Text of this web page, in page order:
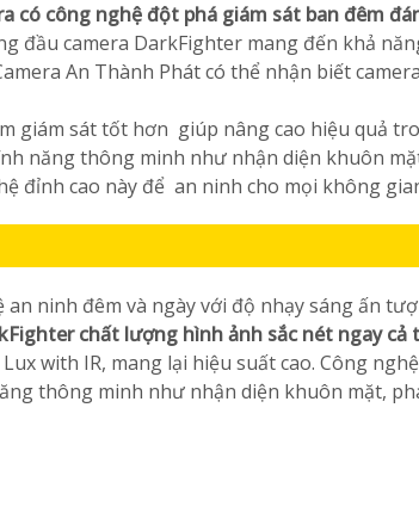
có công nghệ đột phá giám sát ban đêm
đầu camera DarkFighter mang đến khả
An Thành Phát có thể nhận biết
giám sát tốt hơn giúp nâng cao hiệu quả
năng thông minh như nhận diện khuôn
đỉnh cao này để an ninh cho mọi không
ninh đêm và ngày với độ nhạy sáng ấn
chất lượng hình ảnh sắc nét ngay
with IR, mang lại hiệu suất cao. Công
thông minh như nhận diện khuôn mặt,